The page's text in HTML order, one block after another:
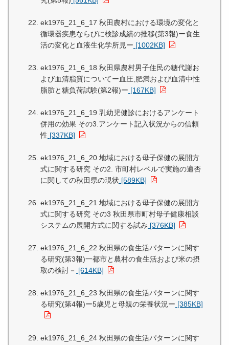
ek1976_21_6_17 秋田農村における環境の変化と
循環器疾患ならびに検診成績の推移(第3報)ー食生
活の変化と血液生化学所見ー [1002KB]
ek1976_21_6_18 秋田県農村男子住民の糖代謝お
よび血清脂質についてー血圧,肥満および血清中性
脂肪と糖負荷試験(第2報)ー [167KB]
ek1976_21_6_19 乳幼児健診におけるアンケート
併用の効果 その3.アンケート記入状況からの信頼
性 [337KB]
ek1976_21_6_20 地域における母子保健の展開方
式に関する研究 その2. 市町村レベルで実施の適否
に関しての秋田県の現状 [589KB]
ek1976_21_6_21 地域における母子保健の展開方
式に関する研究 その3 秋田県市町村母子健康相談
システムの展開方式に関する試み [376KB]
ek1976_21_6_22 秋田県の食生活パターンに関す
る研究(第3報)一都市と農村の食生活および米の摂
取の検討－ [614KB]
ek1976_21_6_23 秋田県の食生活パターンに関す
る研究(第4報)ー5歳児と母親の栄養状況ー [385KB]
ek1976_21_6_24 秋田県の食生活パターンに関す